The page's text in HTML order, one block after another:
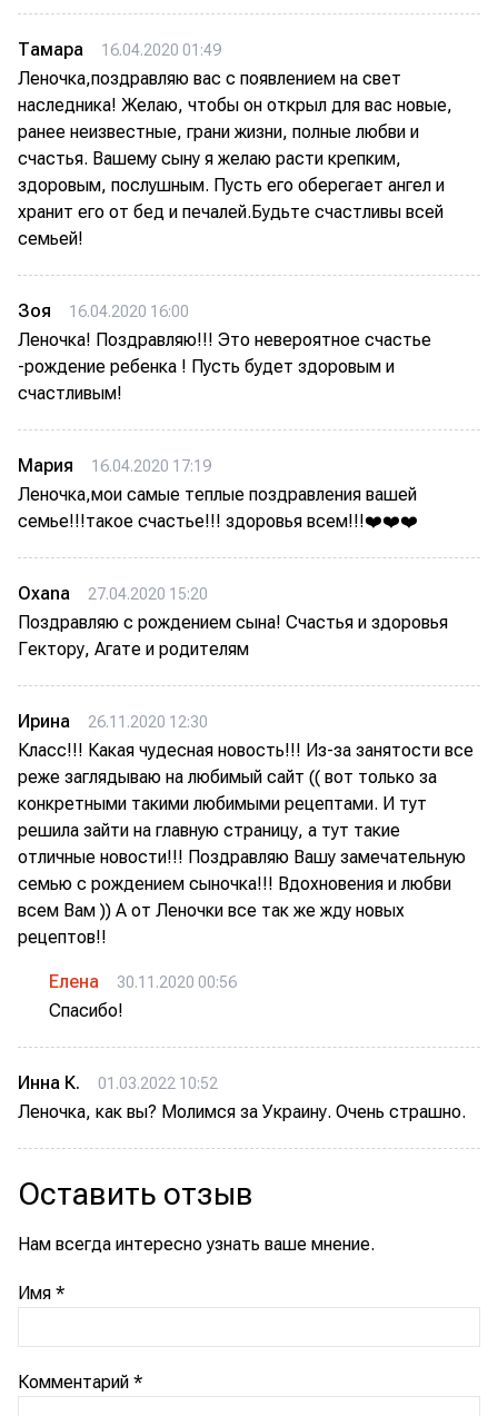
Тамара 16.04.2020 01:49
Леночка,поздравляю вас с появлением на свет
наследника! Желаю, чтобы он открыл для вас новые,
ранее неизвестные, грани жизни, полные любви и
счастья. Вашему сыну я желаю расти крепким,
здоровым, послушным. Пусть его оберегает ангел и
хранит его от бед и печалей.Будьте счастливы всей
семьей!
Зоя 16.04.2020 16:00
Леночка! Поздравляю!!! Это невероятное счастье
-рождение ребенка ! Пусть будет здоровым и
счастливым!
Мария 16.04.2020 17:19
Леночка,мои самые теплые поздравления вашей
семье!!!такое счастье!!! здоровья всем!!!❤️❤️❤️
Oxana 27.04.2020 15:20
Поздравляю с рождением сына! Счастья и здоровья
Гектору, Агате и родителям
Ирина 26.11.2020 12:30
Класс!!! Какая чудесная новость!!! Из-за занятости все
реже заглядываю на любимый сайт (( вот только за
конкретными такими любимыми рецептами. И тут
решила зайти на главную страницу, а тут такие
отличные новости!!! Поздравляю Вашу замечательную
семью с рождением сыночка!!! Вдохновения и любви
всем Вам )) А от Леночки все так же жду новых
рецептов!!
Елена 30.11.2020 00:56
Спасибо!
Инна К. 01.03.2022 10:52
Леночка, как вы? Молимся за Украину. Очень страшно.
Оставить отзыв
Нам всегда интересно узнать ваше мнение.
Имя *
Комментарий *